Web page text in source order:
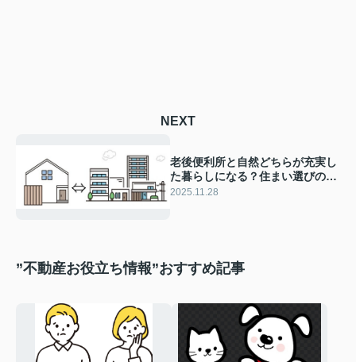
NEXT
老後便利所と自然どちらが充実し
た暮らしになる？住まい選びのコ
ツや検討ポイントを紹介
2025.11.28
”不動産お役立ち情報”おすすめ記事